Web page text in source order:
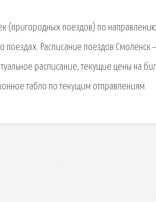
(пригородных поездов) по
поездах. Расписание поездов
расписание, текущие цены на
табло по текущим отправлениям.